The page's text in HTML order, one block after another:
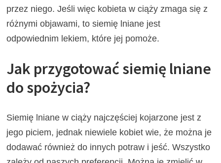
przez niego. Jeśli więc kobieta w ciąży zmaga się z
różnymi objawami, to siemię lniane jest
odpowiednim lekiem, które jej pomoże.
Jak przygotować siemię lniane
do spożycia?
Siemię lniane w ciąży najczęściej kojarzone jest z
jego piciem, jednak niewiele kobiet wie, że można je
dodawać również do innych potraw i jeść. Wszystko